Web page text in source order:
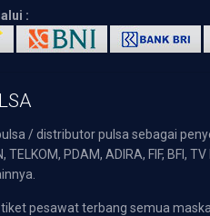
:
/ distributor pulsa sebagai
TELKOM, PDAM, ADIRA, FIF,
pesawat terbang semua